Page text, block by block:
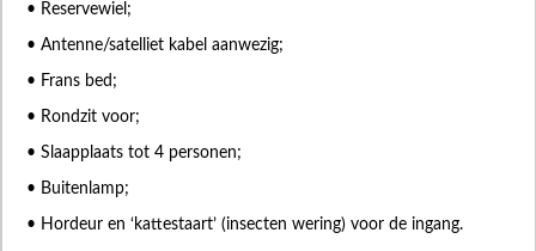
• Reservewiel;
• Antenne/satelliet kabel aanwezig;
• Frans bed;
• Rondzit voor;
• Slaapplaats tot 4 personen;
• Buitenlamp;
• Hordeur en ‘kattestaart’ (insecten wering) voor de ingang.